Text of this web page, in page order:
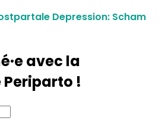
Depression: Scham
avec la
!